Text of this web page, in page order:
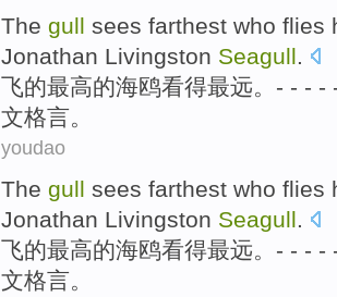
The gull sees farthest who flies
Jonathan Livingston Seagull.
飞的最高的海鸥看得最远。- - - -
文格言。
youdao
The gull sees farthest who flies
Jonathan Livingston Seagull.
飞的最高的海鸥看得最远。- - - -
文格言。